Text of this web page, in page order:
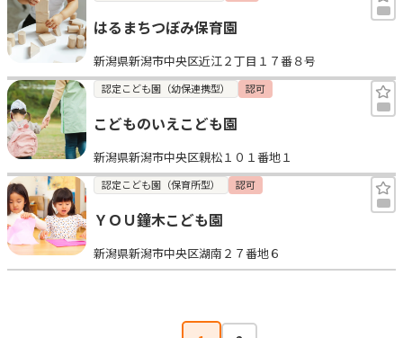
はるまちつぼみ保育園
新潟県新潟市中央区近江２丁目１７番８号
認定こども園（幼保連携型） 認可
こどものいえこども園
新潟県新潟市中央区親松１０１番地１
認定こども園（保育所型） 認可
ＹＯＵ鐘木こども園
新潟県新潟市中央区湖南２７番地６